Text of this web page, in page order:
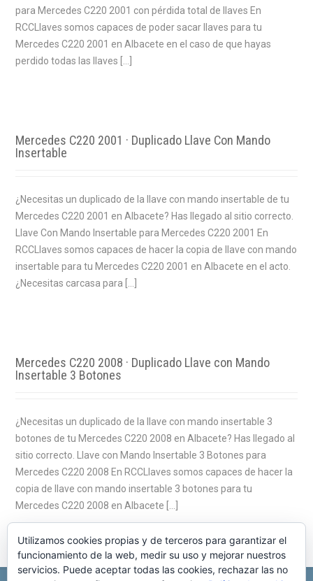
para Mercedes C220 2001 con pérdida total de llaves En
RCCLlaves somos capaces de poder sacar llaves para tu
Mercedes C220 2001 en Albacete en el caso de que hayas
perdido todas las llaves […]
Mercedes C220 2001 · Duplicado Llave Con Mando
Insertable
¿Necesitas un duplicado de la llave con mando insertable de tu
Mercedes C220 2001 en Albacete? Has llegado al sitio correcto.
Llave Con Mando Insertable para Mercedes C220 2001 En
RCCLlaves somos capaces de hacer la copia de llave con mando
insertable para tu Mercedes C220 2001 en Albacete en el acto.
¿Necesitas carcasa para […]
Mercedes C220 2008 · Duplicado Llave con Mando
Insertable 3 Botones
¿Necesitas un duplicado de la llave con mando insertable 3
botones de tu Mercedes C220 2008 en Albacete? Has llegado al
sitio correcto. Llave con Mando Insertable 3 Botones para
Mercedes C220 2008 En RCCLlaves somos capaces de hacer la
copia de llave con mando insertable 3 botones para tu
Mercedes C220 2008 en Albacete […]
Utilizamos cookies propias y de terceros para garantizar el
funcionamiento de la web, medir su uso y mejorar nuestros
servicios. Puede aceptar todas las cookies, rechazar las no